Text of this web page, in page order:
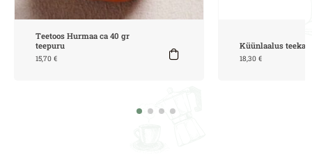
Teetoos Hurmaa ca 40 gr
teepuru
15,70 €
Küünlaalus
18,30€